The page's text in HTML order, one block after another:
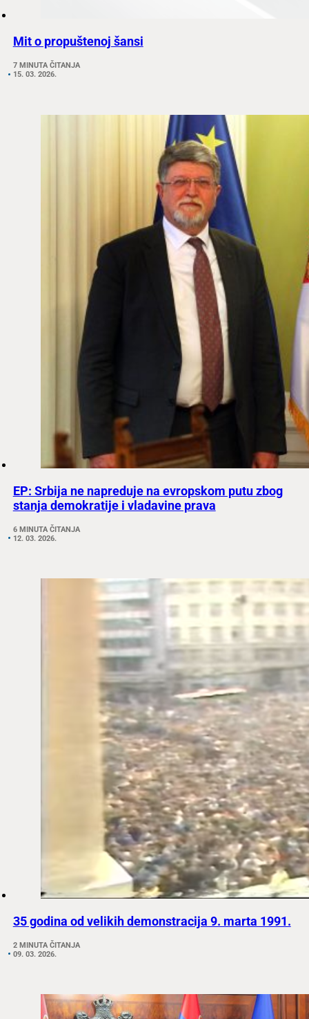
Mit o propuštenoj šansi
7 MINUTA ČITANJA
15. 03. 2026.
EP: Srbija ne napreduje na evropskom putu zbog
stanja demokratije i vladavine prava
6 MINUTA ČITANJA
12. 03. 2026.
35 godina od velikih demonstracija 9. marta 1991.
2 MINUTA ČITANJA
09. 03. 2026.